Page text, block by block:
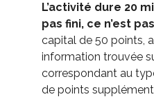
L’activité dure 20
pas fini, ce n’est
capital de 50 points,
information trouvée
correspondant au
de points